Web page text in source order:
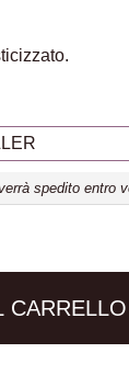
spedito entro
CARRELLO